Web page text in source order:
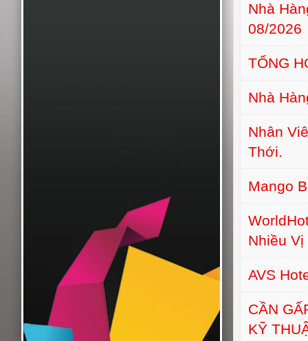
Nhà
08/2026
TỔNG
Nhà
Nhân
Thới.
Mango
Nhiều Vị
AVS
CẦN
KỸ